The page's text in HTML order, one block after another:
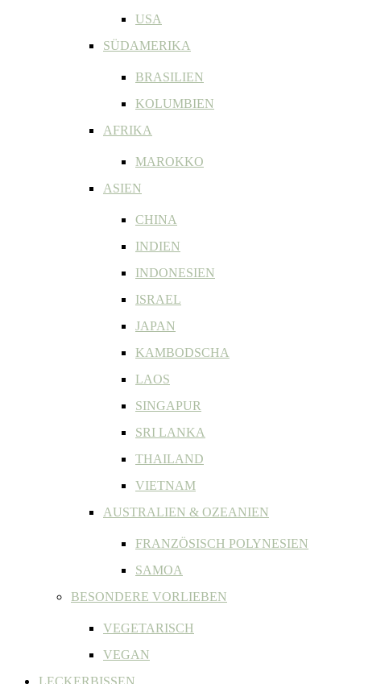
USA
SÜDAMERIKA
BRASILIEN
KOLUMBIEN
AFRIKA
MAROKKO
ASIEN
CHINA
INDIEN
INDONESIEN
ISRAEL
JAPAN
KAMBODSCHA
LAOS
SINGAPUR
SRI LANKA
THAILAND
VIETNAM
AUSTRALIEN & OZEANIEN
FRANZÖSISCH POLYNESIEN
SAMOA
BESONDERE VORLIEBEN
VEGETARISCH
VEGAN
LECKERBISSEN